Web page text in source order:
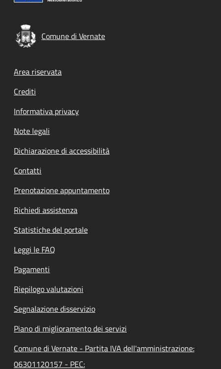
Comune di Vernate
Footer menu
Area riservata
Crediti
Informativa privacy
Note legali
Dichiarazione di accessibilità
Contatti
Prenotazione appuntamento
Richiedi assistenza
Statistiche del portale
Leggi le FAQ
Pagamenti
Riepilogo valutazioni
Segnalazione disservizio
Piano di miglioramento dei servizi
Comune di Vernate - Partita IVA dell'amministrazione:
06301120157 - PEC: